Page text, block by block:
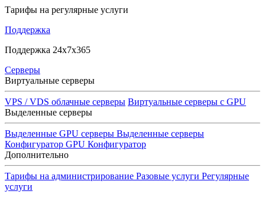
Тарифы на регулярные услуги
Поддержка
Поддержка 24x7x365
Серверы
Виртуальные серверы
VPS / VDS облачные серверы Виртуальные серверы с GPU
Выделенные серверы
Выделенные GPU серверы Выделенные серверы
Конфигуратор GPU Конфигуратор
Дополнительно
Тарифы на администрирование Разовые услуги Регулярные
услуги